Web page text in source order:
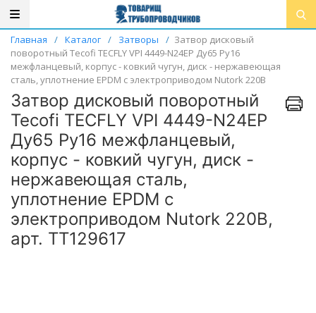
Главная / Каталог / Затворы / Затвор дисковый
поворотный Tecofi TECFLY VPI 4449-N24EP Ду65 Ру16
межфланцевый, корпус - ковкий чугун, диск - нержавеющая
сталь, уплотнение EPDM с электроприводом Nutork 220В
Затвор дисковый поворотный
Tecofi TECFLY VPI 4449-N24EP
Ду65 Ру16 межфланцевый,
корпус - ковкий чугун, диск -
нержавеющая сталь,
уплотнение EPDM с
электроприводом Nutork 220В,
арт. ТТ129617